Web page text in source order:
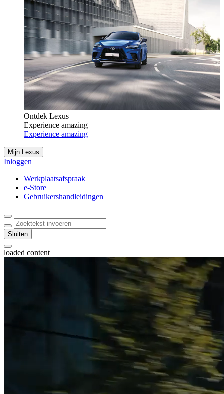
Ontdek Lexus
Experience amazing
Experience amazing
Mijn Lexus
Inloggen
Werkplaatsafspraak
e-Store
Gebruikershandleidingen
Click to search
Sluiten
Notification bell
loaded content